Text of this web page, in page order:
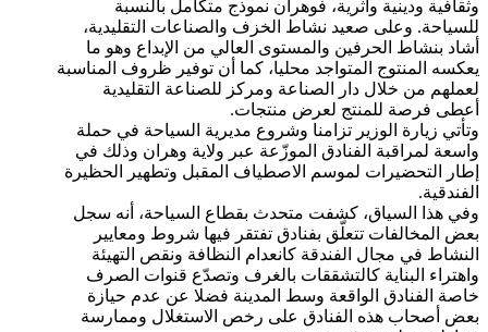
وثقافية ودينية واثرية، فوهران نموذج متكامل بالنسبة
للسياحة. وعلى صعيد نشاط الخزف والصناعات التقليدية،
أشاد بنشاط الحرفين والمستوى العالي من الإبداع وهو ما
يعكسه المنتوج المتواجد محليا، كما أن توفير ظروف المناسبة
لعملهم من خلال دار الصناعة ومركز للصناعة التقليدية
أعطى فرصة للمنتج لعرض منتجات.
وتأتي زيارة الوزير تزامنا وشروع مديرية السياحة في حملة
واسعة لمراقبة الفنادق الموزّعة عبر ولاية وهران وذلك في
إطار التحضيرات لموسم الاصطياف المقبل وتطهير الحظيرة
الفندقية.
وفي هذا السياق، كشفت متحدث بقطاع السياحة، أنه سجل
بعض المخالفات تتعلّق بفنادق تفتقر فيها شروط ومعايير
النشاط في مجال الفندقة كانعدام النظافة ونقص التهيئة
واهتراء البناية كالتشققات بالغرف وتصدّع قنوات الصرف
خاصة الفنادق الواقعة وسط المدينة فضلا عن عدم حيازة
بعض أصحاب هذه الفنادق على رخص الاستغلال وممارسة